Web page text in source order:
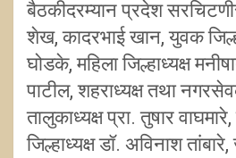
बैठकीदरम्यान प्रदेश
शेख, कादरभाई खान, युवक
घोडके, महिला जिल्हाध्यक्ष
पाटील, शहराध्यक्ष तथा
तालुकाध्यक्ष प्रा. तुषार
जिल्हाध्यक्ष डॉ. अविनाश तांबारे,